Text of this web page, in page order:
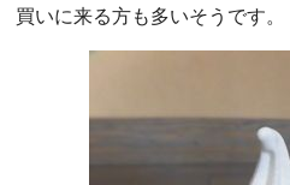
買いに来る方も多いそうです。